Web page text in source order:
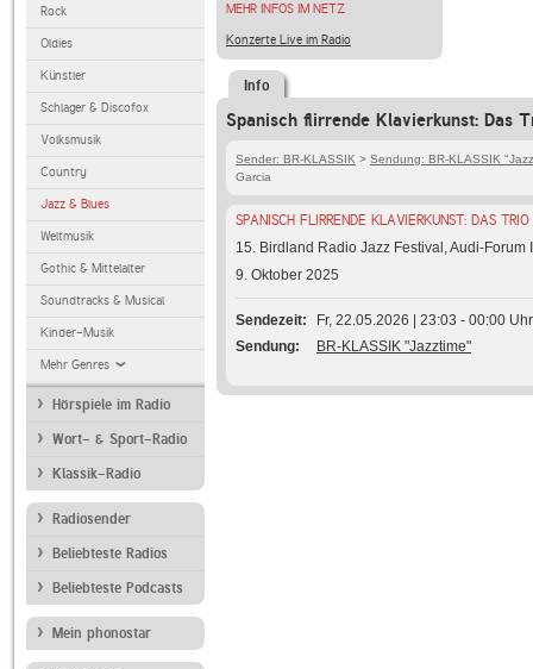
Rock
Oldies
Künstler
Schlager & Discofox
Volksmusik
Country
Jazz & Blues
Weltmusik
Gothic & Mittelalter
Soundtracks & Musical
Kinder-Musik
Mehr Genres
Hörspiele im Radio
Wort- & Sport-Radio
Klassik-Radio
Radiosender
Beliebteste Radios
Beliebteste Podcasts
Mein phonostar
MEHR INFOS IM NETZ
Konzerte Live im Radio
Info
Spanisch flirrende Klavierkunst: Das
Sender: BR-KLASSIK > Sendung: BR-KLASSIK
Garcia
SPANISCH FLIRRENDE KLAVIERKUNST: DAS
15. Birdland Radio Jazz Festival, Audi-Forum
9. Oktober 2025
Sendezeit
Fr, 22.05.2026 | 23:03 - 00:00 Uhr
Sendung
BR-KLASSIK "Jazztime"